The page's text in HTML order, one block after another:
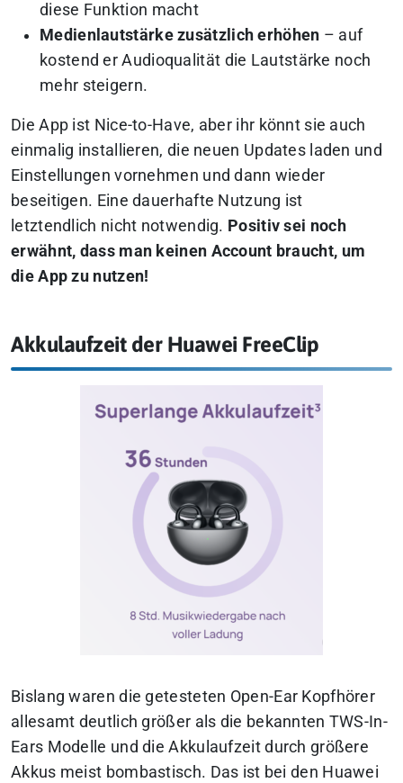
diese Funktion macht
Medienlautstärke zusätzlich erhöhen – auf
kostend er Audioqualität die Lautstärke noch
mehr steigern.
Die App ist Nice-to-Have, aber ihr könnt sie auch
einmalig installieren, die neuen Updates laden und
Einstellungen vornehmen und dann wieder
beseitigen. Eine dauerhafte Nutzung ist
letztendlich nicht notwendig. Positiv sei noch
erwähnt, dass man keinen Account braucht, um
die App zu nutzen!
Akkulaufzeit der Huawei FreeClip
Bislang waren die getesteten Open-Ear Kopfhörer
allesamt deutlich größer als die bekannten TWS-In-
Ears Modelle und die Akkulaufzeit durch größere
Akkus meist bombastisch. Das ist bei den Huawei